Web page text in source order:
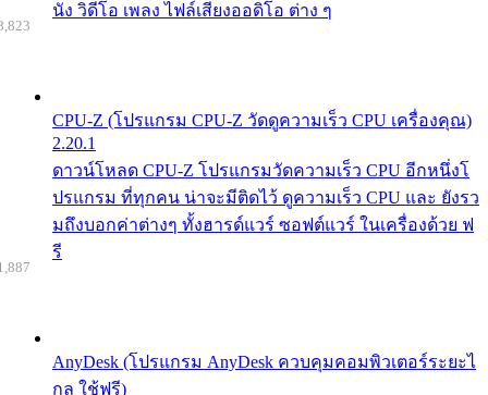
นัง วิดีโอ เพลง ไฟล์เสียงออดิโอ ต่าง ๆ
CPU-Z (โปรแกรม CPU-Z วัดดูความเร็ว CPU เครื่องคุณ)
2.20.1
ดาวน์โหลด CPU-Z โปรแกรมวัดความเร็ว CPU อีกหนึ่งโ
ปรแกรม ที่ทุกคน น่าจะมีติดไว้ ดูความเร็ว CPU และ ยังรว
มถึงบอกค่าต่างๆ ทั้งฮารด์แวร์ ซอฟต์แวร์ ในเครื่องด้วย ฟ
รี
AnyDesk (โปรแกรม AnyDesk ควบคุมคอมพิวเตอร์ระยะไ
กล ใช้ฟรี)